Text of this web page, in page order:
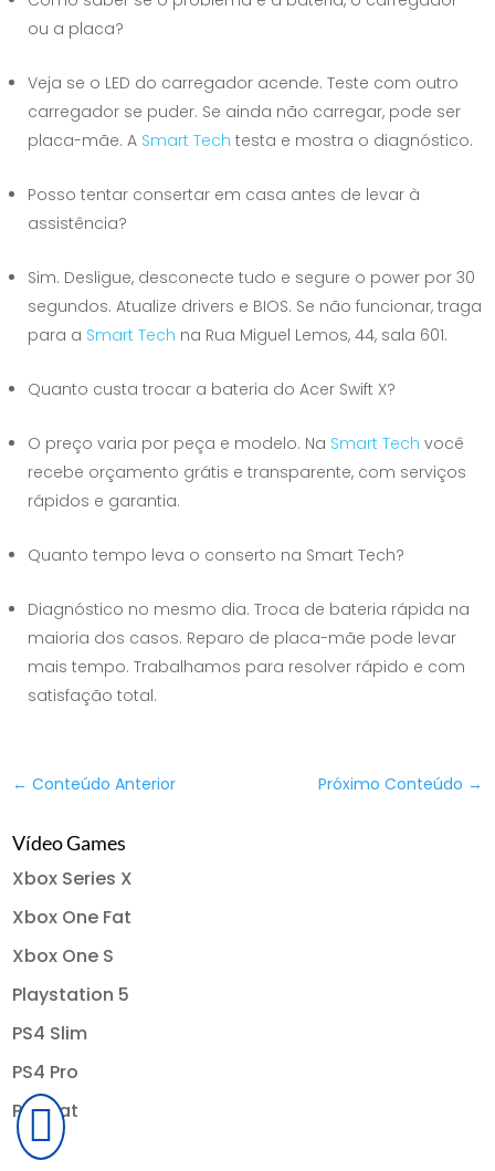

ou a placa?
Veja se o LED do carregador acende. Teste com outro
carregador se puder. Se ainda não carregar, pode ser
placa-mãe. A Smart Tech testa e mostra o diagnóstico.
Posso tentar consertar em casa antes de levar à
assistência?
Sim. Desligue, desconecte tudo e segure o power por 30
segundos. Atualize drivers e BIOS. Se não funcionar, traga
para a Smart Tech na Rua Miguel Lemos, 44, sala 601.
Quanto custa trocar a bateria do Acer Swift X?
O preço varia por peça e modelo. Na Smart Tech você
recebe orçamento grátis e transparente, com serviços
rápidos e garantia.
Quanto tempo leva o conserto na Smart Tech?
Diagnóstico no mesmo dia. Troca de bateria rápida na
maioria dos casos. Reparo de placa-mãe pode levar
mais tempo. Trabalhamos para resolver rápido e com
satisfação total.
←Conteúdo Anterior Próximo Conteúdo →
Vídeo Games
Xbox Series X
Xbox One Fat
Xbox One S
Playstation 5
PS4 Slim
PS4 Pro
PS4 Fat